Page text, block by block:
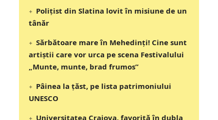
Polițist din Slatina lovit în misiune de un
tânăr
Sărbătoare mare în Mehedinți! Cine sunt
artiștii care vor urca pe scena Festivalului
„Munte, munte, brad frumos”
Pâinea la țăst, pe lista patrimoniului
UNESCO
Universitatea Craiova, favorită în dubla